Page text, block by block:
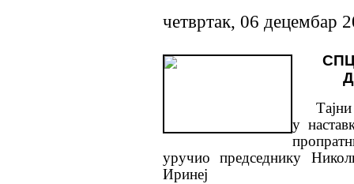
четвртак, 06 децембар
Тајни
у
уручио председнику
Иринеј